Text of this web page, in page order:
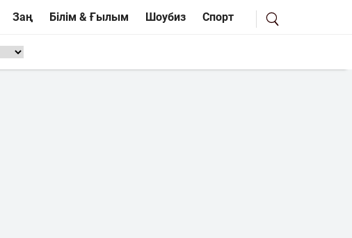
Заң Білім & Ғылым Шоубиз Спорт